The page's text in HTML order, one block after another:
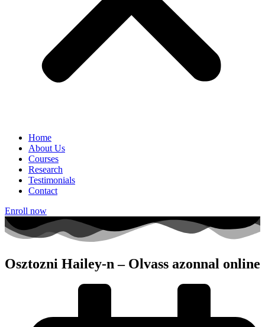
Home
About Us
Courses
Research
Testimonials
Contact
Enroll now
Osztozni Hailey-n – Olvass azonnal online